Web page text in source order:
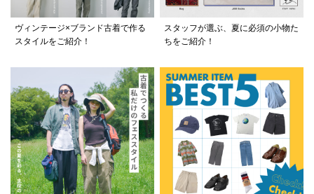
ヴィンテージ×ブランド古着で作る
スタイルをご紹介！
スタッフが選ぶ、夏に必須の小物た
ちをご紹介！